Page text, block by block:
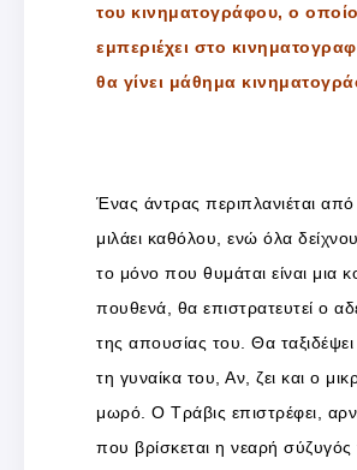
του κινηματογράφου, ο
εμπεριέχει στο
θα γίνει μάθημα
Ένας άντρας περιπλανιέται
μιλάει καθόλου, ενώ όλα
το μόνο που θυμάται είναι μια
πουθενά, θα επιστρατευτεί ο
της απουσίας του. Θα
τη γυναίκα του, Αν, ζει και ο
μωρό. Ο Τράβις επιστρέφει,
που βρίσκεται η νεαρή σύζυγός